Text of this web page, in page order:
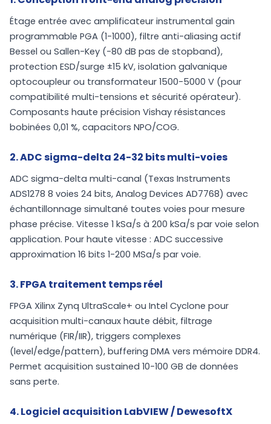
Étage entrée avec amplificateur instrumental gain
programmable PGA (1-1000), filtre anti-aliasing actif
Bessel ou Sallen-Key (-80 dB pas de stopband),
protection ESD/surge ±15 kV, isolation galvanique
optocoupleur ou transformateur 1500-5000 V (pour
compatibilité multi-tensions et sécurité opérateur).
Composants haute précision Vishay résistances
bobinées 0,01 %, capacitors NPO/COG.
2. ADC sigma-delta 24-32 bits multi-voies
ADC sigma-delta multi-canal (Texas Instruments
ADS1278 8 voies 24 bits, Analog Devices AD7768) avec
échantillonnage simultané toutes voies pour mesure
phase précise. Vitesse 1 kSa/s à 200 kSa/s par voie selon
application. Pour haute vitesse : ADC successive
approximation 16 bits 1-200 MSa/s par voie.
3. FPGA traitement temps réel
FPGA Xilinx Zynq UltraScale+ ou Intel Cyclone pour
acquisition multi-canaux haute débit, filtrage
numérique (FIR/IIR), triggers complexes
(level/edge/pattern), buffering DMA vers mémoire DDR4.
Permet acquisition sustained 10-100 GB de données
sans perte.
4. Logiciel acquisition LabVIEW / DewesoftX